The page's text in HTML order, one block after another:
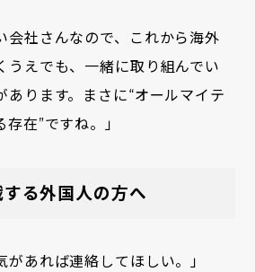
会社さんなので、これから海外
うえでも、一緒に取り組んでい
あります。まさに“オールマイテ
在”ですね。」
る外国人の方へ
があれば連絡してほしい。」